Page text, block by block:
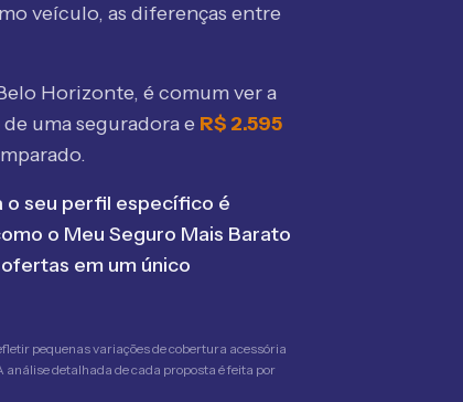
veículo, as diferenças entre
Horizonte, é comum ver a
de uma seguradora e R$ 2.595
o seu perfil específico é
o Meu Seguro Mais Barato
em um único
pequenas variações de cobertura acessória
detalhada de cada proposta é feita por